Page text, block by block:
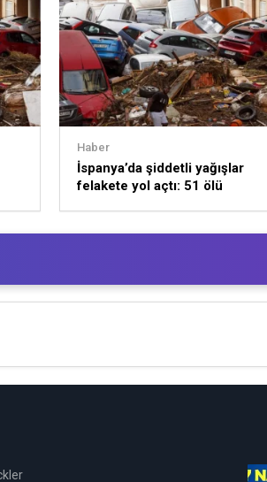
Haber
İspanya’da şiddetli yağışlar
felakete yol açtı: 51 ölü